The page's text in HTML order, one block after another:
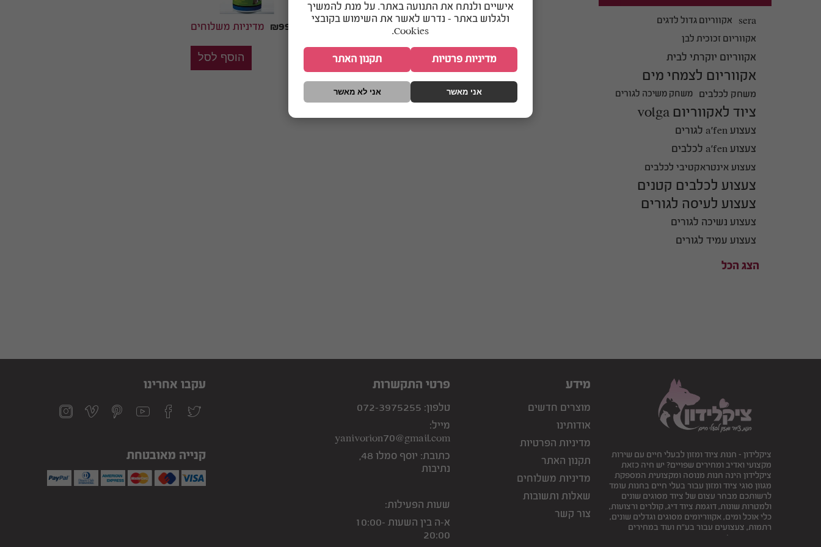
אישיים ולנתח את התנועה באתר. על מנת להמשיך
ולגלוש באתר – נדרש לאשר את השימוש בקובצי
Cookies.
מדיניות פרטיות תקנון האתר
אני מאשר אני לא מאשר
דמוי צמחייה לאקווריום
לאקווריום תלת מימד
קטלוג דגי נוי
למכירה
sera
אקווריום גדול לדגים
אקווריום זכוכית לבן
אקווריום יוקרתי לבית
אקווריום לצמחי מים
משחק לכלבים משחק משיכה לגורים
ציוד לאקווריום volga
צעצוע a'fen לגורים
צעצוע a'fen לכלבים
צעצוע אינטראקטיבי לכלבים
צעצוע לכלבים קטנים
צעצוע לעיסה לגורים
צעצוע נשיכה לגורים
צעצוע עמיד לגורים
הצג הכל
₪89 מדיניות משלוחים ₪99 מדיניות משלוחים
ציקלידון - חנות ציוד ומזון לבעלי חיים עם שירות
מקצועי ואדיב ומחירים שפויים? יש חיה כזאת
ציקלידון הינה חנות מנוסה ומקצועית המספקת
מגוון סוגי ציוד ומזון עבור בעלי חיים בחנות עומד
לרשותכם מבחר עצום של ציוד מסוגים שונים
ולמטרות שונות, דוגמת ציוד דיג, קולרים ורצועות,
כלי אוכל ומים, אקווריומים מסוגים וגדלים שונים,
רתמות, צעצועים עבור בע"ח ועוד במחירים
אטרקטיביים!
מידע
מוצרים חדשים
אודותינו
מדיניות הפרטיות
תקנון האתר
מדיניות משלוחים
שאלות ותשובות
צור קשר
פרטי התקשרות
טלפון: 072-3975255
מייל:
yanivorion70@gmail.com
כתובת:
יוסף סמלו 48,
נתיבות
שעות הפעילות:
א-ה בין השעות 10:00-
20:00
עקבו אחרינו
קנייה מאובטחת